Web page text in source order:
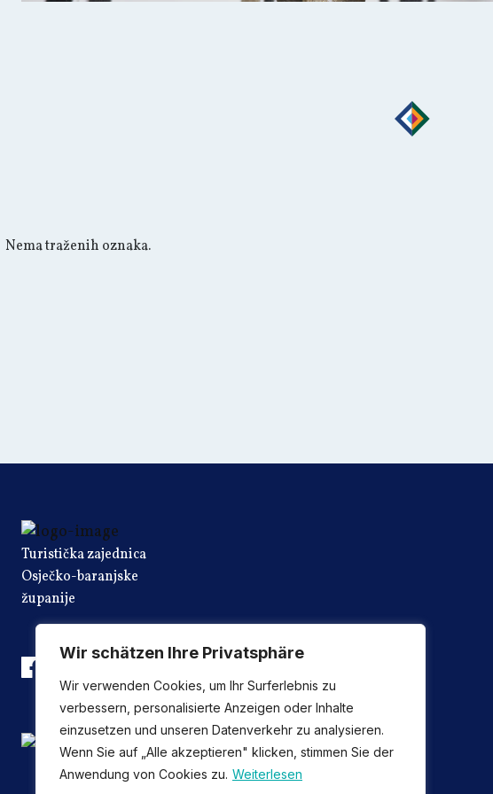
Wir schätzen Ihre Privatsphäre
Wir verwenden Cookies, um Ihr Surferlebnis zu
verbessern, personalisierte Anzeigen oder Inhalte
einzusetzen und unseren Datenverkehr zu analysieren.
Wenn Sie auf „Alle akzeptieren" klicken, stimmen Sie der
Anwendung von Cookies zu. Weiterlesen
Nema traženih oznaka.
Turistička zajednica
Osječko-baranjske
županije